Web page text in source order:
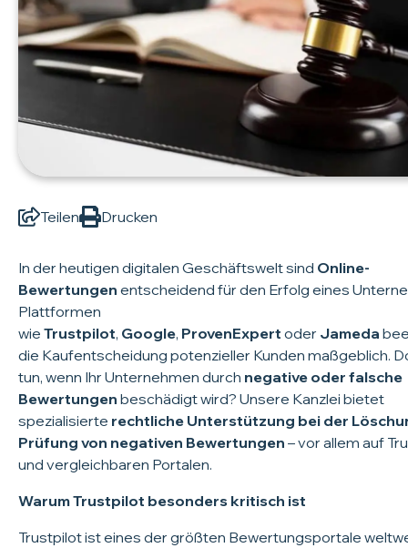
Teilen Drucken
In der heutigen digitalen Geschäftswelt sind Online-
Bewertungen entscheidend für den Erfolg eines
Plattformen
wie Trustpilot, Google, ProvenExpert oder Jameda
die Kaufentscheidung potenzieller Kunden maßgeblich.
tun, wenn Ihr Unternehmen durch negative oder falsche
Bewertungen beschädigt wird? Unsere Kanzlei bietet
spezialisierte rechtliche Unterstützung bei der
Prüfung von negativen Bewertungen – vor allem auf
und vergleichbaren Portalen.
Warum Trustpilot besonders kritisch ist
Trustpilot ist eines der größten Bewertungsportale